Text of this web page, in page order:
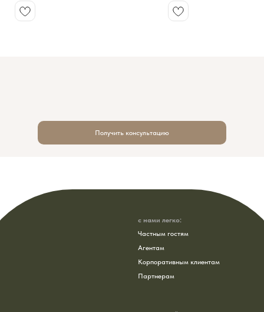
Получить консультацию
с нами легко:
Частным гостям
Агентам
Корпоративным клиентам
Партнерам